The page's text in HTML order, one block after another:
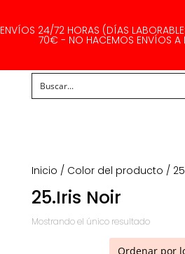
ENVÍOS 24/72 HORAS (DÍAS
70€ - NO HACEMOS ENVÍOS A
Inicio / Color del producto /
25.Iris Noir
Mostrando el único resultado